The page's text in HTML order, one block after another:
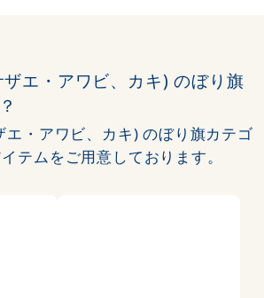
エ・アワビ、カキ) のぼり旗
エ・アワビ、カキ) のぼり旗カテゴ
テムをご用意しております。